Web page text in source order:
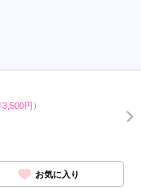
円）
お気に入り